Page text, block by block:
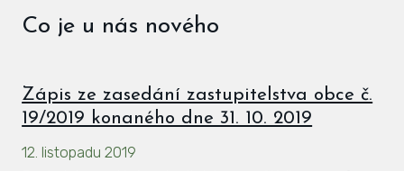
Co je u nás nového
Zápis ze zasedání zastupitelstva obce č.
19/2019 konaného dne 31. 10. 2019
12. listopadu 2019